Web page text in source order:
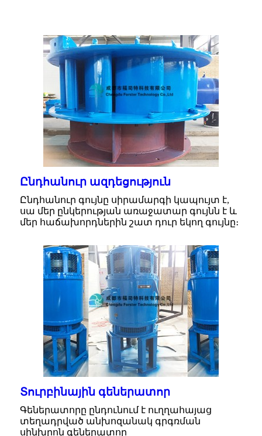
Ընդհանուր ազդեցություն
Ընդհանուր գույնը սիրամարգի կապույտ է,
սա մեր ընկերության առաջատար գույնն է և
մեր հաճախորդներին շատ դուր եկող գույնը։
Տուրբինային գեներատոր
Գեներատորը ընդունում է ուղղահայաց
տեղադրված անխոզանակ գրգռման
սինխրոն գեներատոր